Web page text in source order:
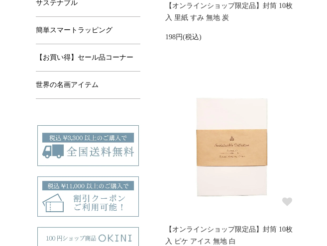
【オンラインショップ限定品】封筒 10枚
入 里紙 すみ 無地 炭
198円(税込)
【オンラインショップ限定品】封筒 10枚
入 ピケ アイス 無地 白
サステナブル
簡単スマートラッピング
【お買い得】セール品コーナー
世界の名画アイテム